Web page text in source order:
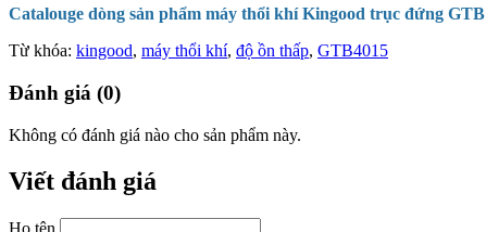
Catalouge dòng sản phẩm máy thổi khí Kingood trục đứng GTB
Từ khóa: kingood, máy thổi khí, độ ồn thấp, GTB4015
Đánh giá (0)
Không có đánh giá nào cho sản phẩm này.
Viết đánh giá
Họ tên